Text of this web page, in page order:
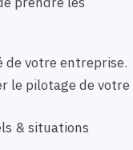
de votre entreprise.
le pilotage de votre
& situations